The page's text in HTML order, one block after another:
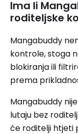
Ima li
roditeljske
Mangabuddy
kontrole, stoga
blokiranja ili
prema
Mangabuddy
lutaju bez
će roditelji htjeti